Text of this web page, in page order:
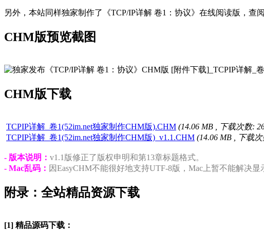
另外，本站同样独家制作了《TCP/IP详解 卷1：协议》在线阅读版，查
CHM版预览截图
CHM版下载
TCPIP详解_卷1(52im.net独家制作CHM版).CHM (14.06 MB , 下载次数:
TCPIP详解_卷1(52im.net独家制作CHM版)_v1.1.CHM (14.06 MB , 下载
- 版本说明： v1.1版修正了版权申明和第13章标题格式。
- Mac乱码： 因EasyCHM不能很好地支持UTF-8版，Mac上暂不能解决
附录：全站精品资源下载
[1] 精品源码下载：